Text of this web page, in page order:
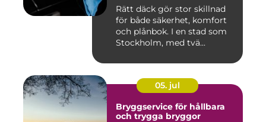
Rätt däck gör stor skillnad
för både säkerhet, komfort
och plånbok. I en stad som
Stockholm, med tvä...
05. jul
Bryggservice för hållbara
och trygga bryggor